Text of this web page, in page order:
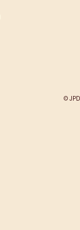
© JPD